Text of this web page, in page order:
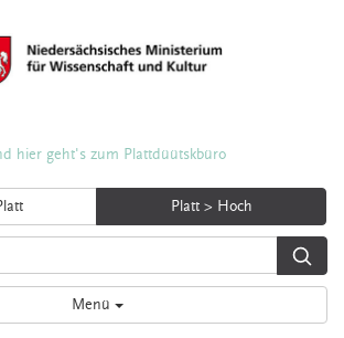
hier geht's zum Plattdüütskbüro
Platt > Hoch
Menü